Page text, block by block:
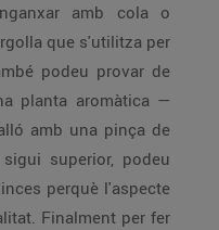
amb cola o
que s'utilitza per
podeu provar de
planta aromàtica —
amb una pinça de
superior, podeu
perquè l'aspecte
Finalment per fer